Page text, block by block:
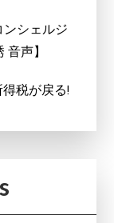
ンシェルジ
声】
得税が戻る!